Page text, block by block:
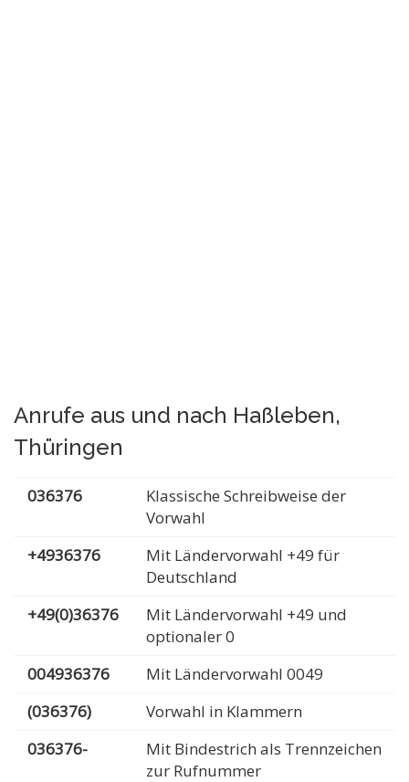
Anrufe aus und nach Haßleben,
Thüringen
036376
Klassische Schreibweise der
Vorwahl
+4936376
Mit Ländervorwahl +49 für
Deutschland
+49(0)36376
Mit Ländervorwahl +49 und
optionaler 0
004936376
Mit Ländervorwahl 0049
(036376)
Vorwahl in Klammern
036376-
Mit Bindestrich als Trennzeichen
zur Rufnummer